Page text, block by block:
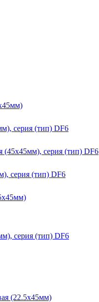
серия (тип) DF6
(45х45мм), серия (тип) DF6
серия (тип) DF6
серия (тип) DF6
(22.5х45мм)